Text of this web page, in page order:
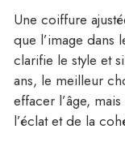
Une coiffure
que l’image dans
clarifie le style et
ans, le meilleur
effacer l’âge,
l’éclat et de la